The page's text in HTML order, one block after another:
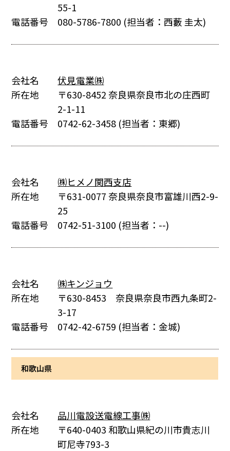
55-1
電話番号
080-5786-7800 (担当者：西藪 圭太)
会社名
伏見電業㈱
所在地
〒630-8452 奈良県奈良市北の庄西町
2-1-11
電話番号
0742-62-3458 (担当者：東郷)
会社名
㈱ヒメノ関西支店
所在地
〒631-0077 奈良県奈良市富雄川西2-9-
25
電話番号
0742-51-3100 (担当者：--)
会社名
㈱キンジョウ
所在地
〒630-8453 奈良県奈良市西九条町2-
3-17
電話番号
0742-42-6759 (担当者：金城)
和歌山県
会社名
品川電設送電線工事㈱
所在地
〒640-0403 和歌山県紀の川市貴志川
町尼寺793-3